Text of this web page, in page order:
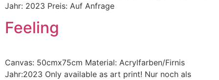
Jahr: 2023 Preis: Auf Anfrage
Feeling
Canvas: 50cmx75cm Material: Acrylfarben/Firnis
Jahr:2023 Only available as art print! Nur noch als